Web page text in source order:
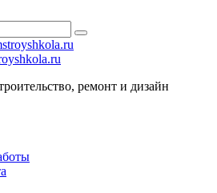
ремонт и дизайн